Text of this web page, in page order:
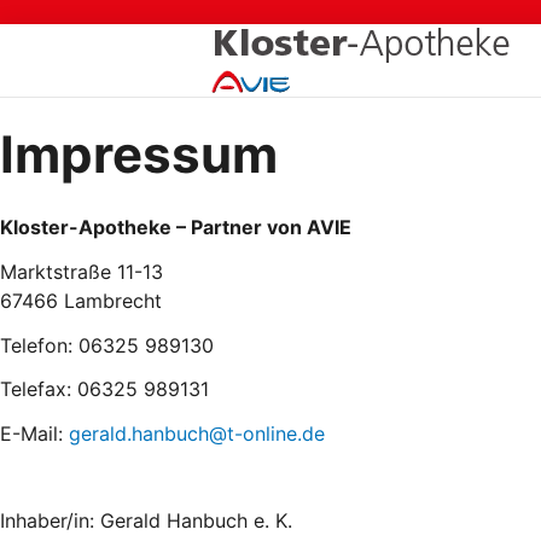
Impressum
Kloster-Apotheke – Partner von AVIE
Marktstraße 11-13
67466 Lambrecht
Telefon: 06325 989130
Telefax: 06325 989131
E-Mail: gerald.hanbuch@t-online.de
Inhaber/in: Gerald Hanbuch e. K.